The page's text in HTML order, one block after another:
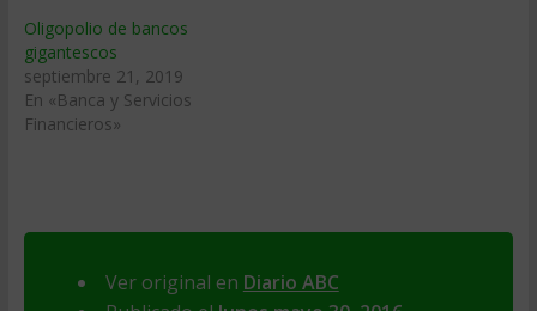
Oligopolio de bancos
gigantescos
septiembre 21, 2019
En «Banca y Servicios
Financieros»
Ver original en Diario ABC